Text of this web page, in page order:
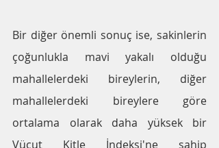
Bir diğer önemli sonuç ise, sakinlerin
çoğunlukla mavi yakalı olduğu
mahallelerdeki bireylerin, diğer
mahallelerdeki bireylere göre
ortalama olarak daha yüksek bir
Vücut Kitle İndeksi'ne sahip